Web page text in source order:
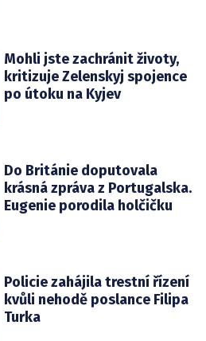
Mohli jste zachránit životy,
kritizuje Zelenskyj spojence
po útoku na Kyjev
Do Británie doputovala
krásná zpráva z Portugalska.
Eugenie porodila holčičku
Policie zahájila trestní řízení
kvůli nehodě poslance Filipa
Turka